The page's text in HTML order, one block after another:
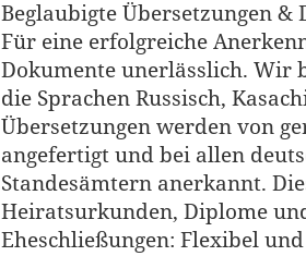
Beglaubigte Übersetzungen
Für eine erfolgreiche
Dokumente unerlässlich. Wir
die Sprachen Russisch,
Übersetzungen werden von
angefertigt und bei allen
Standesämtern anerkannt.
Heiratsurkunden, Diplome
Eheschließungen: Flexibel